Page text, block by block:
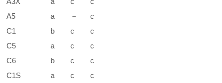
A5
a －
c
C1
b c
c
C5
a c
c
C6
b c
c
C1S
a c
c